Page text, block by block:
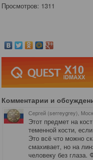
Просмотров: 1311
Комментарии и
Сергей (serreygrey),
Этот предмет на
теменной кости,
Это всё что можно
смахивает, но на
человеку без глаза.
замечания.